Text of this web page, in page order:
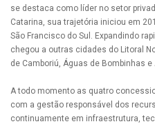
se destaca como líder no setor
Catarina, sua trajetória iniciou em
São Francisco do Sul. Expandindo
chegou a outras cidades do Litoral
de Camboriú, Águas de Bombinhas e
A todo momento as quatro
com a gestão responsável dos
continuamente em infraestrutura,